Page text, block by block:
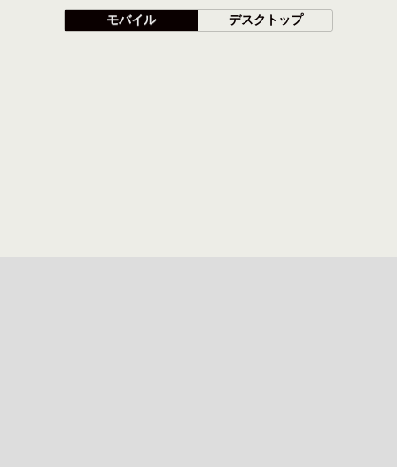
モバイル デスクトップ